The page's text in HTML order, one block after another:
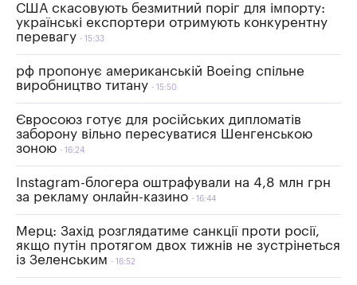
США скасовують безмитний поріг для імпорту:
українські експортери отримують конкурентну
перевагу
15:33
рф пропонує американській Boeing спільне
виробництво титану
15:50
Євросоюз готує для російських дипломатів
заборону вільно пересуватися Шенгенською
зоною
16:24
Instagram-блогера оштрафували на 4,8 млн грн
за рекламу онлайн-казино
16:44
Мерц: Захід розглядатиме санкції проти росії,
якщо путін протягом двох тижнів не зустрінеться
із Зеленським
16:52